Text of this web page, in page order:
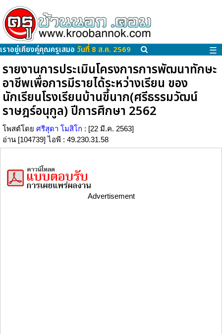
เราอยู่เคียงคู่คุณครูเสมอ วันที่ 8 ส.ค. 2569 ☰
รายงานการประเมินโครงการการพัฒนาทักษะ
อาชีพเพื่อการมีรายได้ระหว่างเรียน ของ
นักเรียนโรงเรียนบ้านขี้นาก(ศรีธรรมวัฒน์
ราษฎร์อนุกูล) ปีการศึกษา 2562
โพสต์โดย ศรีสุดา โมสิโก : [22 มี.ค. 2563]
อ่าน [104739] ไอพี : 49.230.31.58
Advertisement